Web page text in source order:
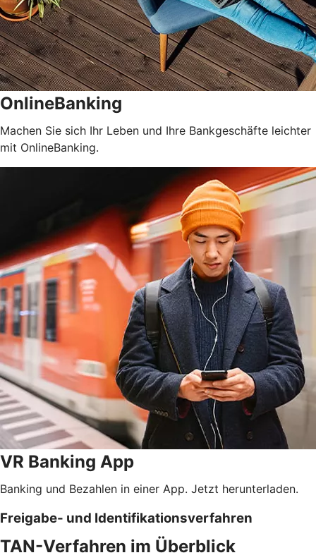
OnlineBanking
Machen Sie sich Ihr Leben und Ihre Bankgeschäfte leichter
mit OnlineBanking.
VR Banking App
Banking und Bezahlen in einer App. Jetzt herunterladen.
Freigabe- und Identifikationsverfahren
TAN-Verfahren im Überblick